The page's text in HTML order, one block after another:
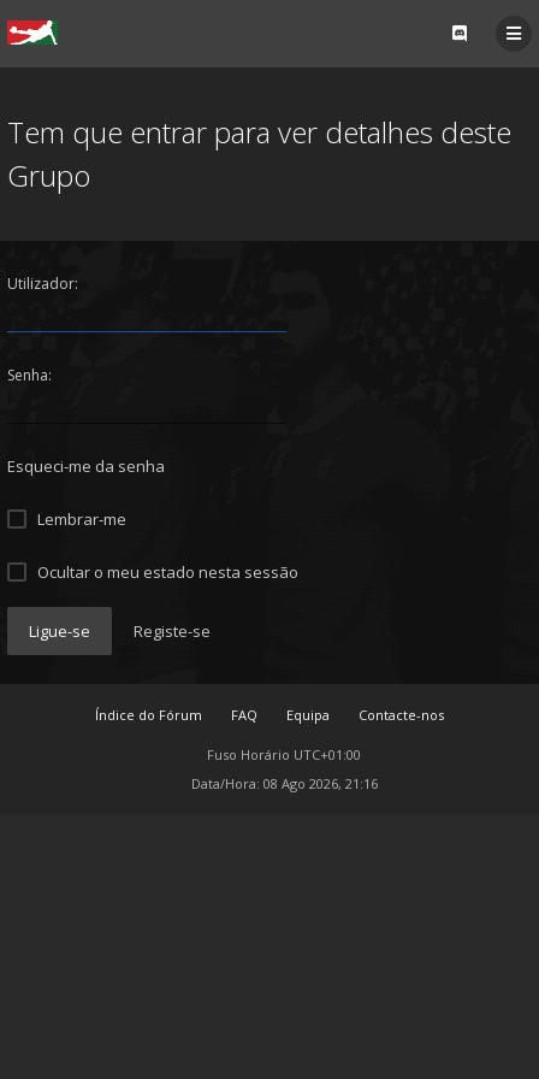
Tem que entrar para ver detalhes deste
Grupo
Utilizador:
Senha:
Esqueci-me da senha
Lembrar-me
Ocultar o meu estado nesta sessão
Ligue-se Registe-se
Índice do Fórum FAQ Equipa Contacte-nos
Fuso Horário UTC+01:00
Data/Hora: 08 Ago 2026, 21:16